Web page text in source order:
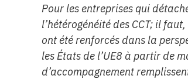
Pour les entreprises qui
l’hétérogénéité des CCT; il
ont été renforcés dans la
les États de l’UE8 à partir de
d’accompagnement